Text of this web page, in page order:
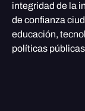
integridad de la
de confianza
educación,
políticas